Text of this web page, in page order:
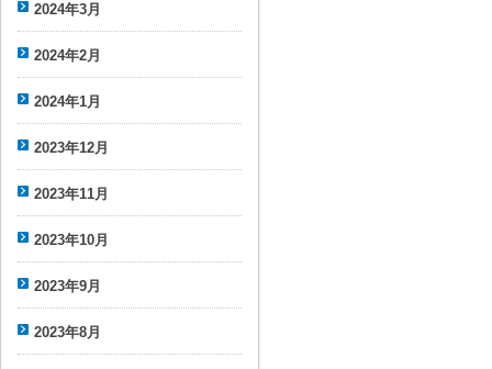
2024年3月
2024年2月
2024年1月
2023年12月
2023年11月
2023年10月
2023年9月
2023年8月